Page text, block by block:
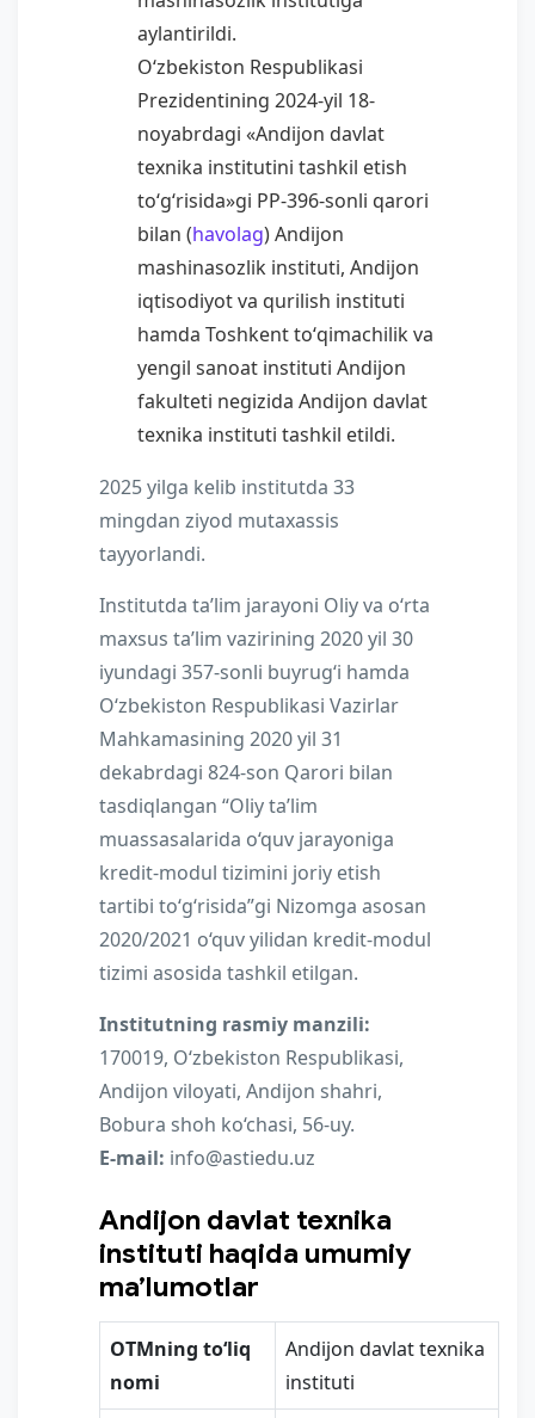
aylantirildi.
Oʻzbekiston Respublikasi
Prezidentining 2024-yil 18-
noyabrdagi «Andijon davlat
texnika institutini tashkil etish
toʻgʻrisida»gi PP-396-sonli qarori
bilan (havolag) Andijon
mashinasozlik instituti, Andijon
iqtisodiyot va qurilish instituti
hamda Toshkent toʻqimachilik va
yengil sanoat instituti Andijon
fakulteti negizida Andijon davlat
texnika instituti tashkil etildi.
2025 yilga kelib institutda 33
mingdan ziyod mutaxassis
tayyorlandi.
Institutda ta’lim jarayoni Oliy va o‘rta
maxsus ta’lim vazirining 2020 yil 30
iyundagi 357-sonli buyrug‘i hamda
O‘zbekiston Respublikasi Vazirlar
Mahkamasining 2020 yil 31
dekabrdagi 824-son Qarori bilan
tasdiqlangan “Oliy ta’lim
muassasalarida o‘quv jarayoniga
kredit-modul tizimini joriy etish
tartibi to‘g‘risida”gi Nizomga asosan
2020/2021 o‘quv yilidan kredit-modul
tizimi asosida tashkil etilgan.
Institutning rasmiy manzili:
170019, O‘zbekiston Respublikasi,
Andijon viloyati, Andijon shahri,
Bobura shoh ko‘chasi, 56-uy.
E-mail: info@astiedu.uz
Andijon davlat texnika
instituti haqida umumiy
ma’lumotlar
OTMning to‘liq
nomi
Andijon davlat texnika
instituti